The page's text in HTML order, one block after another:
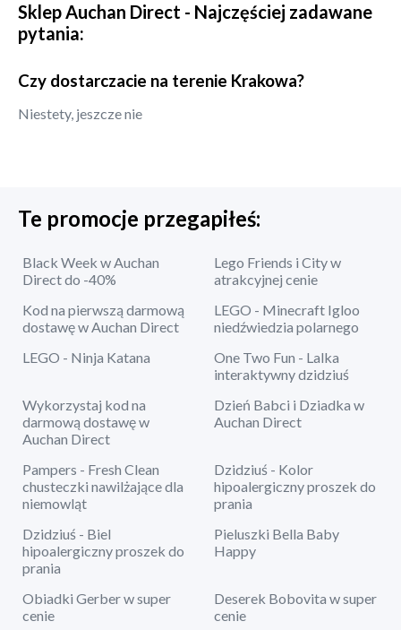
SklepAuchan Direct - Najczęściej zadawane
pytania:
Czy dostarczacie na terenie Krakowa?
Niestety, jeszcze nie
Te promocje przegapiłeś:
Black Week w Auchan
Direct do -40%
Lego Friends i City w
atrakcyjnej cenie
Kod na pierwszą darmową
dostawę w Auchan Direct
LEGO - Minecraft Igloo
niedźwiedzia polarnego
LEGO - Ninja Katana
One Two Fun - Lalka
interaktywny dzidziuś
Wykorzystaj kod na
darmową dostawę w
Auchan Direct
Dzień Babci i Dziadka w
Auchan Direct
Pampers - Fresh Clean
chusteczki nawilżające dla
niemowląt
Dzidziuś - Kolor
hipoalergiczny proszek do
prania
Dzidziuś - Biel
hipoalergiczny proszek do
prania
Pieluszki Bella Baby
Happy
Obiadki Gerber w super
cenie
Deserek Bobovita w super
cenie